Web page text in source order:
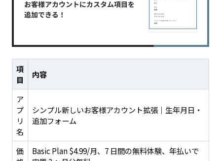
項
目
内容
ア
プ
リ
名
シンプル新しいお客様アカウント拡張｜生年月日・
追加フォーム
価
Basic Plan $4.99/月、7 日間の無料体験、年払いで